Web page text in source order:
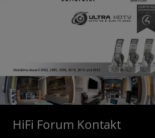
HiFi Forum Kontakt